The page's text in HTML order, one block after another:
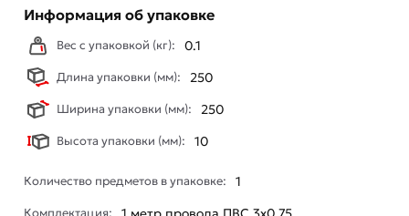
Информация об упаковке
Вес с упаковкой (кг): 0.1
Длина упаковки (мм): 250
Ширина упаковки (мм): 250
Высота упаковки (мм): 10
Количество предметов в упаковке: 1
Комплектация: